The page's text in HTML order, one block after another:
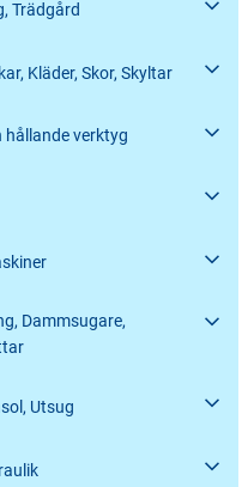
Trädgård
Kläder, Skor, Skyltar
hållande verktyg
Dammsugare,
Utsug